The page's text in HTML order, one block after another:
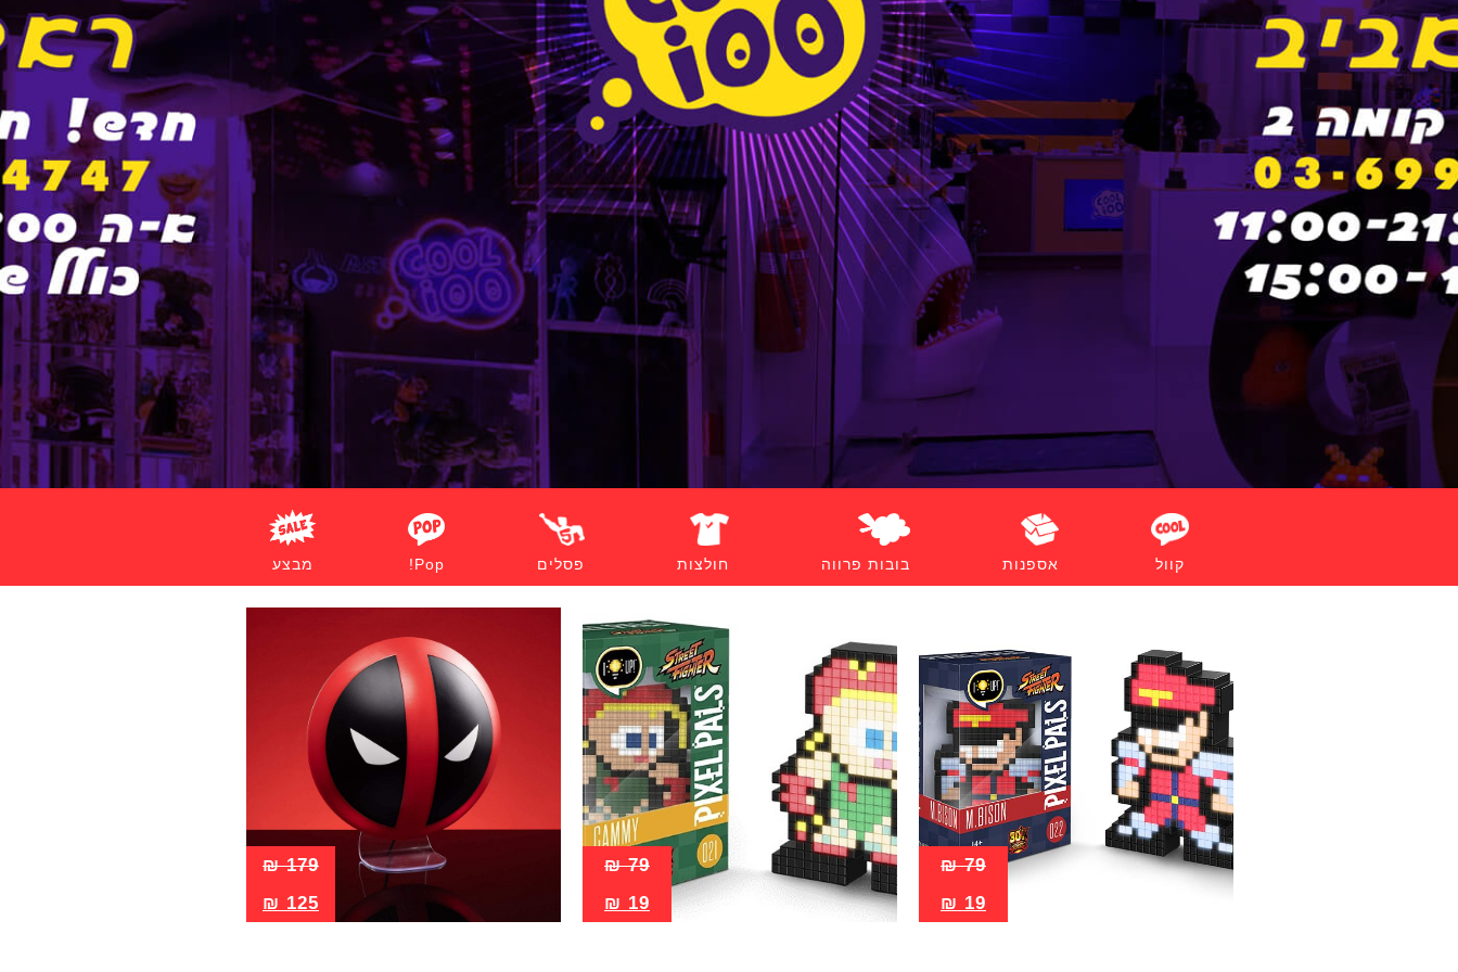
קוול אספנות בובות פרווה חולצות פסלים Pop! מבצע
79
₪
19
₪
79
₪
19
₪
179
₪
125
₪